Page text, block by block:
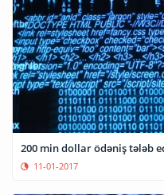
200 min dollar ödəniş tələb
11-01-2017